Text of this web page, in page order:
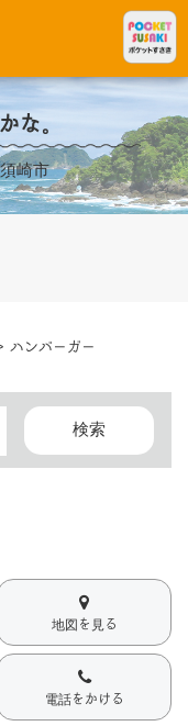
な。
崎市
ハンバーガー
地図を見る
電話をかける